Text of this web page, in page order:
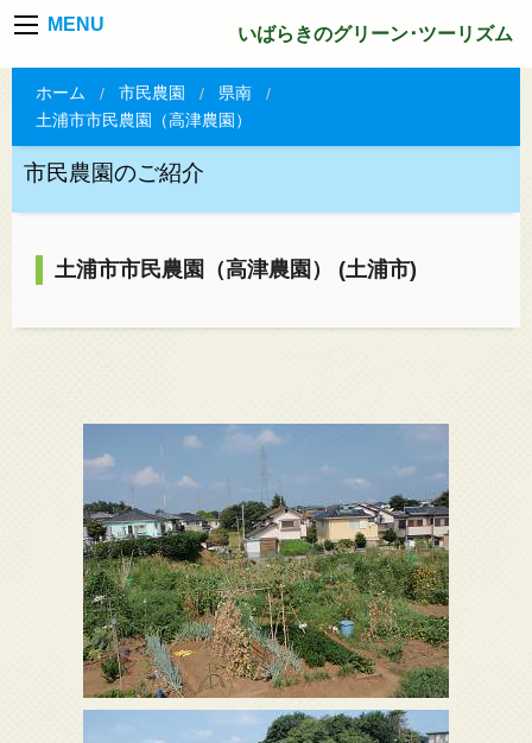
MENU いばらきのグリーン･ツーリズム
ホーム 市民農園
県南
土浦市市民農園（高津農園）
市民農園のご紹介
土浦市市民農園（高津農園） (土浦市)